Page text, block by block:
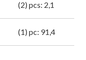
(2) pcs: 2,1
(1) pc: 91,4